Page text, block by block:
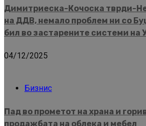
Димитриеска-Кочоска тврди-
на ДДВ, немало проблем ни со
бил во застарените системи на
04/12/2025
Бизнис
Пад во прометот на храна и
продажбата на облека и мебел